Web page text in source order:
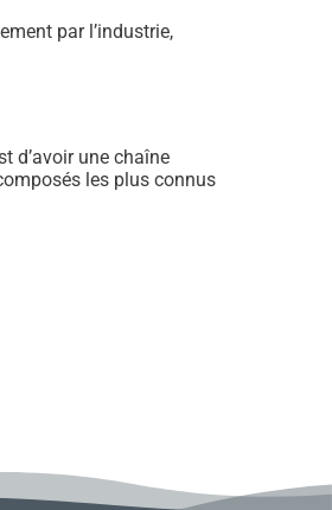
par l’industrie,
d’avoir une chaîne
les plus connus